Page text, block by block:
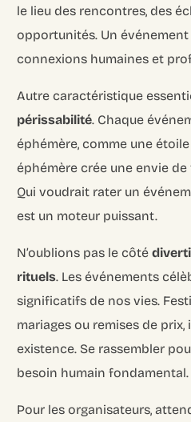
le lieu des rencontres, des
opportunités. Un
connexions humaines et
Autre caractéristique
périssabilité. Chaque
éphémère, comme une
éphémère crée une envie
Qui voudrait rater un
est un moteur puissant.
N’oublions pas le côté
rituels. Les événements
significatifs de nos vies.
mariages ou remises de
existence. Se rassembler
besoin humain fondamental.
Pour les organisateurs,